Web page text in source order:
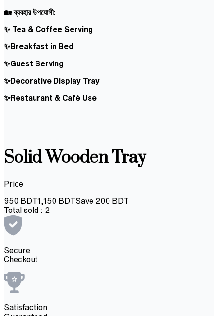
🏡 ব্যবহার উপযোগী:
✨ Tea & Coffee Serving
✨Breakfast in Bed
✨Guest Serving
✨Decorative Display Tray
✨Restaurant & Café Use
Solid Wooden Tray
Price
950 BDT1,150 BDTSave 200 BDT
Total sold : 2
Secure
Checkout
Satisfaction